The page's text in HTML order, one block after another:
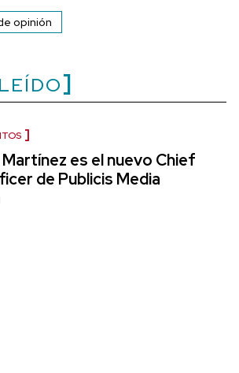
opinión
LEÍDO
es el nuevo Chief
de Publicis Media